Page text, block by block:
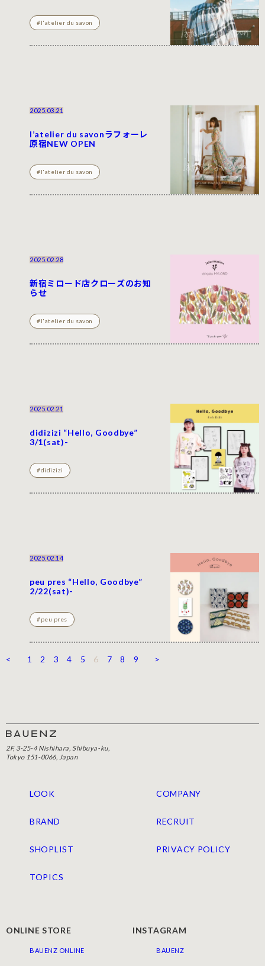
#l'atelier du savon
2025.03.21
l’atelier du savonラフォーレ
原宿NEW OPEN
#l'atelier du savon
2025.02.28
新宿ミロード店クローズのお知
らせ
#l'atelier du savon
2025.02.21
didizizi “Hello, Goodbye”
3/1(sat)-
#didizizi
2025.02.14
peu pres “Hello, Goodbye”
2/22(sat)-
#peu pres
< 1 2 3 4 5 6 7 8 9 >
2F, 3-25-4 Nishihara, Shibuya-ku,
Tokyo 151-0066, Japan
LOOK
BRAND
SHOPLIST
TOPICS
COMPANY
RECRUIT
PRIVACY POLICY
ONLINE STORE
BAUENZ ONLINE
INSTAGRAM
BAUENZ